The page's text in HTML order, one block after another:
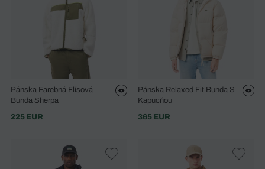
Pánska Farebná Flísová
Bunda Sherpa
225 EUR
Pánska Relaxed Fit Bunda S
Kapucňou
365 EUR